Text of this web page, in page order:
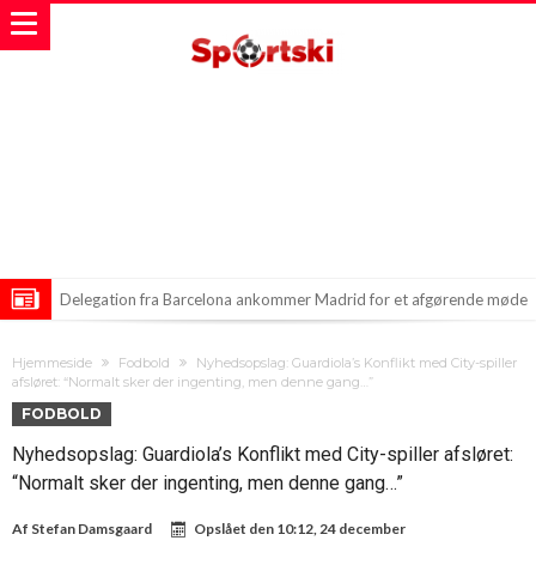
Delegation fra Barcelona ankommer Madrid for et afgørende møde
Mudrik på Spillet igen: Klar til Coventry?
Hjemmeside Fodbold
Nyhedsopslag: Guardiola’s Konflikt med City-spiller
afsløret: “Normalt sker der ingenting, men denne gang…”
FODBOLD
Nyhedsopslag: Guardiola’s Konflikt med City-spiller afsløret:
“Normalt sker der ingenting, men denne gang…”
Af Stefan Damsgaard Opslået den 10:12, 24 december